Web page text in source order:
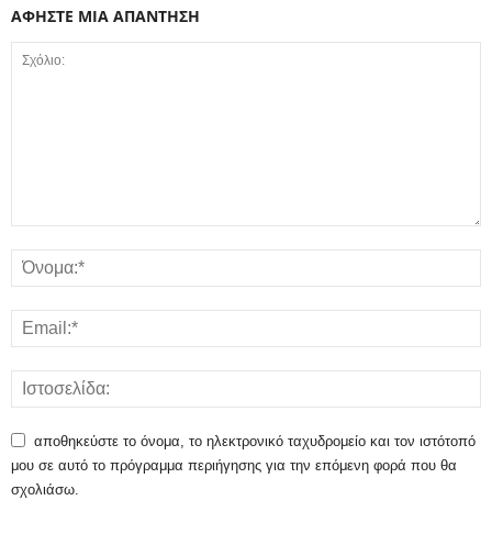
ΑΦΗΣΤΕ ΜΙΑ ΑΠΑΝΤΗΣΗ
αποθηκεύστε το όνομα, το ηλεκτρονικό ταχυδρομείο και τον ιστότοπό
μου σε αυτό το πρόγραμμα περιήγησης για την επόμενη φορά που θα
σχολιάσω.